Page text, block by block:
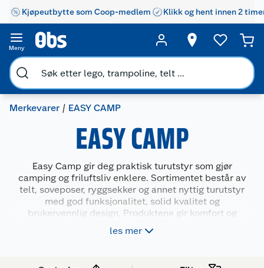
Kjøpeutbytte som Coop-medlem Klikk og hent innen 2
Meny
Merkevarer EASY CAMP
EASY CAMP
Easy Camp gir deg praktisk turutstyr som gjør
camping og friluftsliv enklere. Sortimentet består av
telt, soveposer, ryggsekker og annet nyttig turutstyr
med god funksjonalitet, solid kvalitet og
brukervennlig design. Produktene gir komfort og
trygghet på tur, enten du skal på fjellet, i skogen eller
campe ved sjøen. Easy Camp passer deg som ønsker
les mer